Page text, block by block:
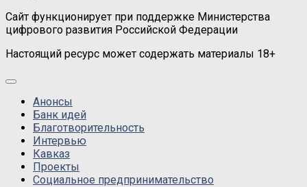
Сайт функционирует при поддержке Министерства
цифрового развития Российской Федерации
Настоящий ресурс может содержать материалы 18+
Анонсы
Банк идей
Благотворительность
Интервью
Кавказ
Проекты
Социальное предпринимательство